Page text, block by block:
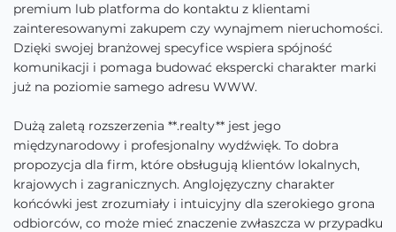
premium lub platforma do kontaktu z klientami
zainteresowanymi zakupem czy wynajmem nieruchomości.
Dzięki swojej branżowej specyfice wspiera spójność
komunikacji i pomaga budować ekspercki charakter marki
już na poziomie samego adresu WWW.
Dużą zaletą rozszerzenia **.realty** jest jego
międzynarodowy i profesjonalny wydźwięk. To dobra
propozycja dla firm, które obsługują klientów lokalnych,
krajowych i zagranicznych. Anglojęzyczny charakter
końcówki jest zrozumiały i intuicyjny dla szerokiego grona
odbiorców, co może mieć znaczenie zwłaszcza w przypadku